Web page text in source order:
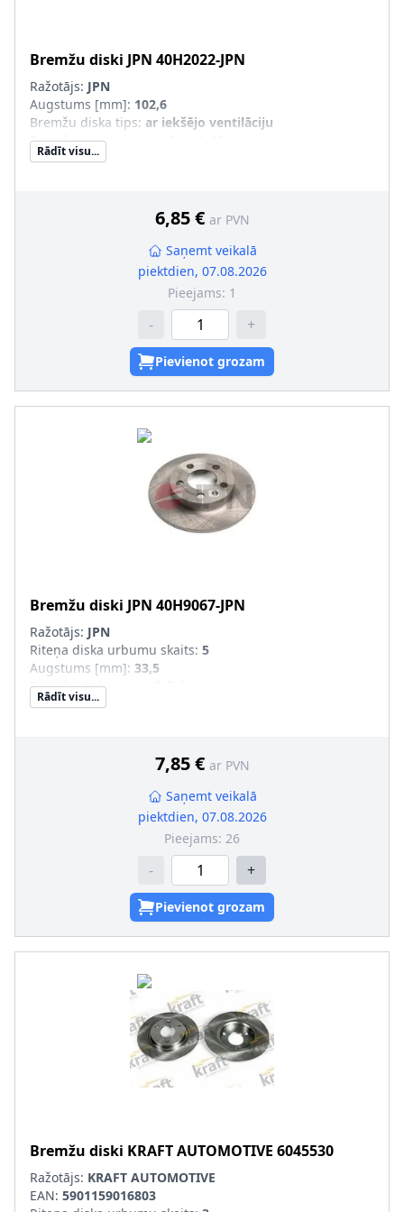
Bremžu diski JPN 40H2022-JPN
Ražotājs: JPN
Augstums [mm]: 102,6
Bremžu diska tips: ar iekšējo ventilāciju
Bremžu diska biezums [mm]
Ārējais diametrs [mm]
Rādīt visu...
6,85 € ar PVN
Saņemt veikalā
piektdien, 07.08.2026
Pieejams: 1
- +
Pievienot grozam
Bremžu diski JPN 40H9067-JPN
Ražotājs: JPN
Riteņa diska urbumu skaits: 5
Augstums [mm]: 33,5
Bremžu diska tips
Bremžu diska biezums [mm]
Rādīt visu...
7,85 € ar PVN
Saņemt veikalā
piektdien, 07.08.2026
Pieejams: 26
- +
Pievienot grozam
Bremžu diski KRAFT AUTOMOTIVE 6045530
Ražotājs: KRAFT AUTOMOTIVE
EAN: 5901159016803